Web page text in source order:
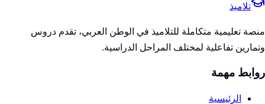
تلاميذ
منصة تعليمية متكاملة للتلاميذ في الوطن العربي، تقدم دروس
وتمارين تفاعلية لمختلف المراحل الدراسية.
روابط مهمة
الرئيسية